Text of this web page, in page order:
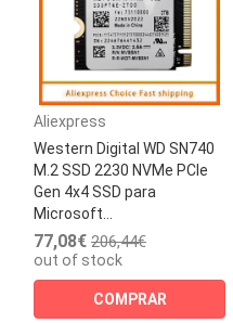
Aliexpress
Western Digital WD SN740
M.2 SSD 2230 NVMe PCIe
Gen 4x4 SSD para
Microsoft...
77,08€ 206,44€
out of stock
COMPRAR